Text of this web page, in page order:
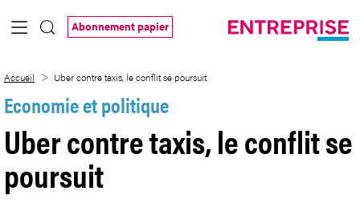
Saut au contenu principal
Abonnement papier
Accueil Uber contre taxis, le conflit se poursuit
Economie et politique
Uber contre taxis, le conflit se
poursuit